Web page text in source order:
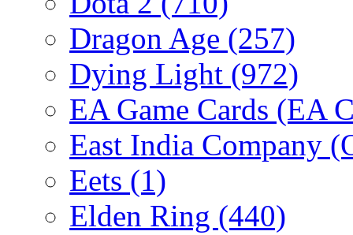
Dragon Age (257)
Dying Light (972)
EA Game Cards (EA
East India Company
Eets (1)
Elden Ring (440)